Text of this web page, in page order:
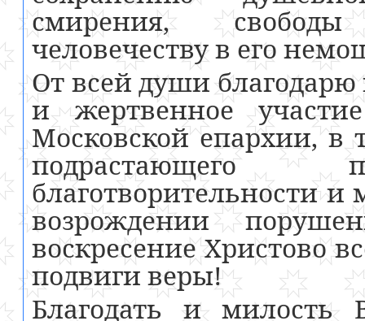
смирения,
человечеству в его
От всей души благодарю
и жертвенное
Московской епархии, в
подрастающего
благотворительности
возрождении
воскресение Христово
подвиги веры!
Благодать и милость